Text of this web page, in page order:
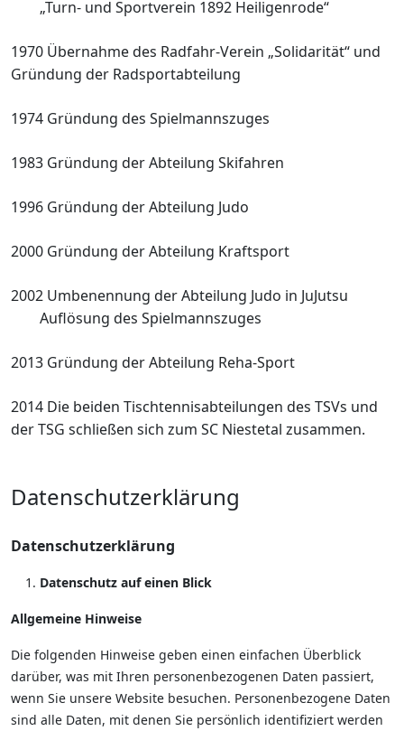
„Turn- und Sportverein 1892 Heiligenrode“
1970 Übernahme des Radfahr-Verein „Solidarität“ und
Gründung der Radsportabteilung
1974 Gründung des Spielmannszuges
1983 Gründung der Abteilung Skifahren
1996 Gründung der Abteilung Judo
2000 Gründung der Abteilung Kraftsport
2002 Umbenennung der Abteilung Judo in JuJutsu
Auflösung des Spielmannszuges
2013 Gründung der Abteilung Reha-Sport
2014 Die beiden Tischtennisabteilungen des TSVs und
der TSG schließen sich zum SC Niestetal zusammen.
Datenschutzerklärung
Datenschutzerklärung
Datenschutz auf einen Blick
Allgemeine Hinweise
Die folgenden Hinweise geben einen einfachen Überblick
darüber, was mit Ihren personenbezogenen Daten passiert,
wenn Sie unsere Website besuchen. Personenbezogene Daten
sind alle Daten, mit denen Sie persönlich identifiziert werden